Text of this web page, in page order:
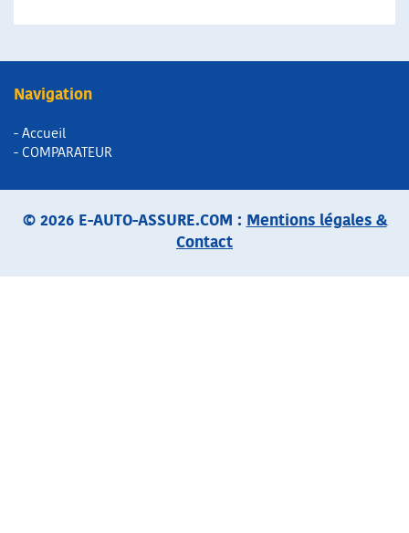
Navigation
- Accueil
- COMPARATEUR
© 2026 E-AUTO-ASSURE.COM : Mentions légales &
Contact